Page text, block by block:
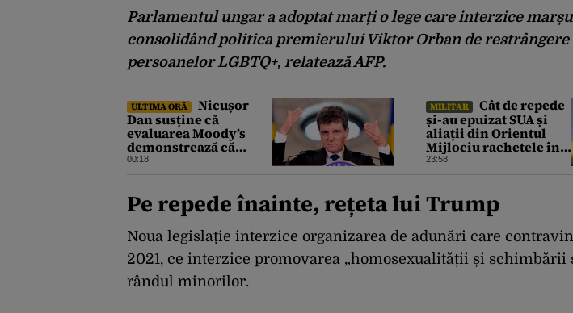
Parlamentul ungar a adoptat marți o lege care interzice
consolidând politica premierului Viktor Orban de
persoanelor LGBTQ+, relatează AFP.
ULTIMA ORĂ
Nicușor
Dan susține că
evaluarea Moody’s
demonstrează că
România a făcut pașii
investitorilor: „Totuși,
perspectiva rămâne
rezervată”
00:18
MILITAR
Cât de repede
și-au epuizat SUA și
aliații din Orientul
Mijlociu rachetele în
conflictul cu Iranul
23:58
Pe repede înainte, rețeta lui Trump
Noua legislație interzice organizarea de adunări care
2021, ce interzice promovarea „homosexualității și schimbării
rândul minorilor.